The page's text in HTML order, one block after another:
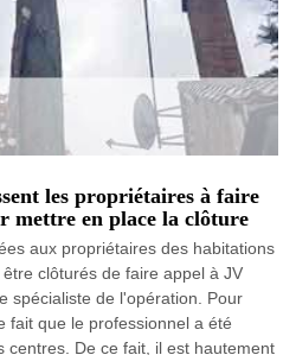
les propriétaires à faire
mettre en place la clôture
aux propriétaires des habitations
clôturés de faire appel à JV
spécialiste de l'opération. Pour
fait que le professionnel a été
centres. De ce fait, il est hautement